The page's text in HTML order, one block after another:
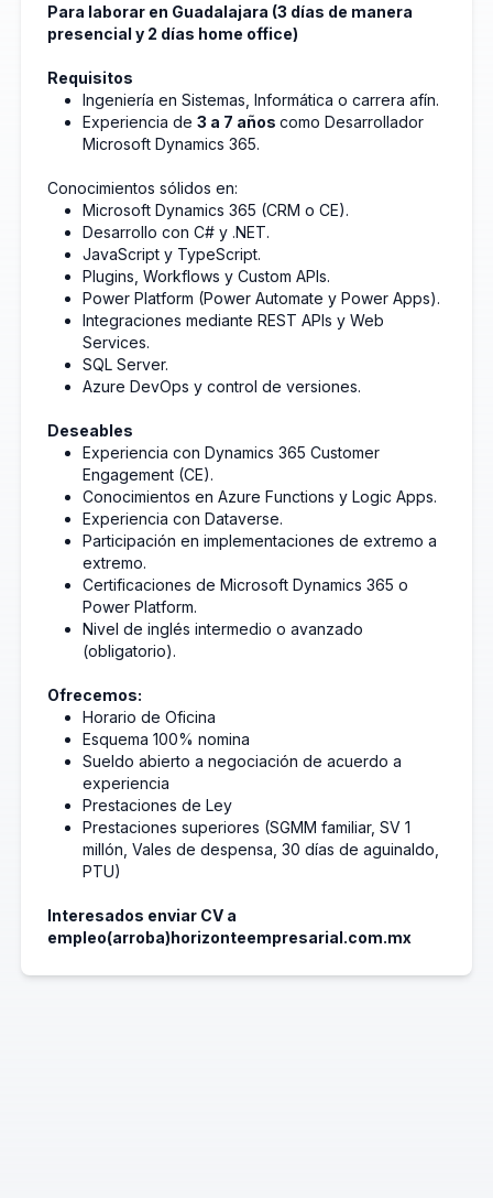
Para laborar en Guadalajara (3 días de manera
presencial y 2 días home office)
Requisitos
Ingeniería en Sistemas, Informática o carrera afín.
Experiencia de 3 a 7 años como Desarrollador
Microsoft Dynamics 365.
Conocimientos sólidos en:
Microsoft Dynamics 365 (CRM o CE).
Desarrollo con C# y .NET.
JavaScript y TypeScript.
Plugins, Workflows y Custom APIs.
Power Platform (Power Automate y Power Apps).
Integraciones mediante REST APIs y Web
Services.
SQL Server.
Azure DevOps y control de versiones.
Deseables
Experiencia con Dynamics 365 Customer
Engagement (CE).
Conocimientos en Azure Functions y Logic Apps.
Experiencia con Dataverse.
Participación en implementaciones de extremo a
extremo.
Certificaciones de Microsoft Dynamics 365 o
Power Platform.
Nivel de inglés intermedio o avanzado
(obligatorio).
Ofrecemos:
Horario de Oficina
Esquema 100% nomina
Sueldo abierto a negociación de acuerdo a
experiencia
Prestaciones de Ley
Prestaciones superiores (SGMM familiar, SV 1
millón, Vales de despensa, 30 días de aguinaldo,
PTU)
Interesados enviar CV a
empleo(arroba)horizonteempresarial.com.mx